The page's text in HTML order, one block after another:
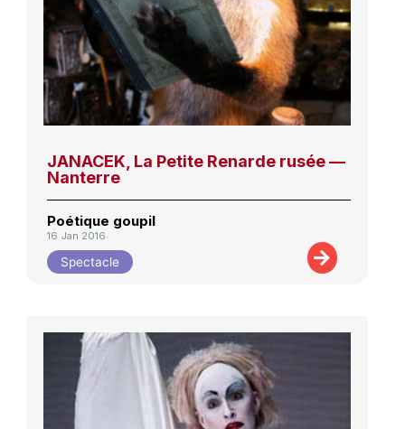
JANACEK, La Petite Renarde rusée —
Nanterre
Poétique goupil
16 Jan 2016
Spectacle